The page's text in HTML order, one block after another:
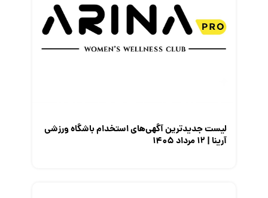
لیست جدیدترین آگهی‌های استخدام باشگاه ورزشی
آرینا | ۱۲ مرداد ۱۴۰۵